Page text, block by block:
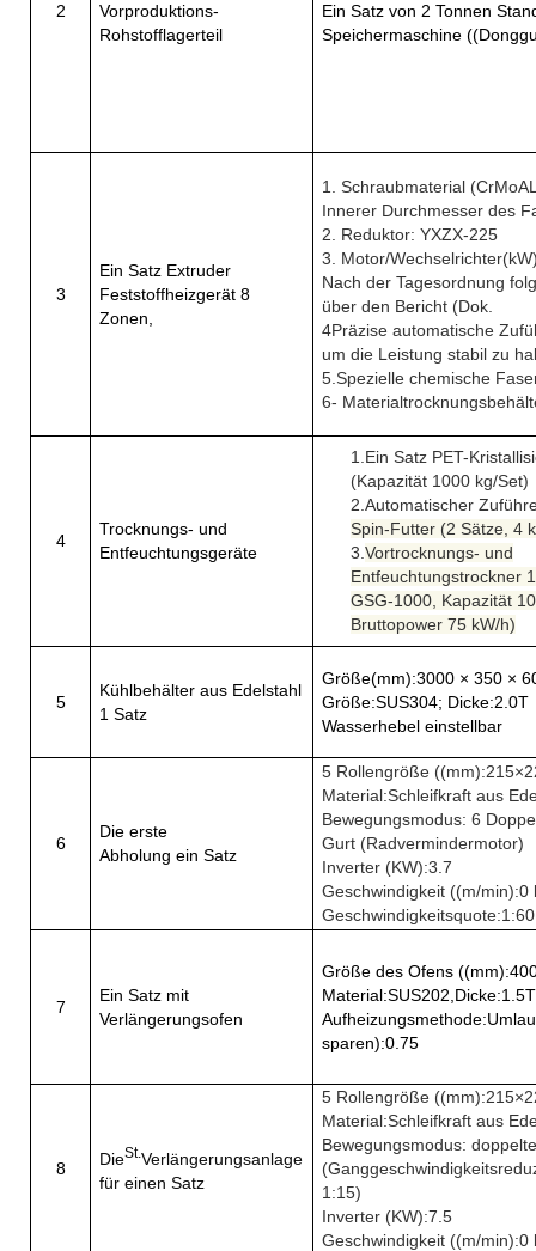
2
Vorproduktions-
Rohstofflagerteil
Ein Satz von 2 Tonnen
Speichermaschine
3
Ein Satz Extruder
Feststoffheizgerät 8
Zonen,
1. Schraubmaterial
Innerer Durchmesser des
2. Reduktor: YXZX-225
3. Motor/Wechselrichter(kW
Nach der Tagesordnung
über den Bericht (Dok.
4Präzise automatische
um die Leistung stabil zu
5.Spezielle chemische
6-
4
Trocknungs- und
Entfeuchtungsgeräte
1. Ein Satz PET-
(Kapazität 1000 kg/Set)
2.Automatischer
Spin-Futter (2 Sätze, 4
3.Vortrocknungs- und
Entfeuchtungstrockner
GSG-1000, Kapazität
Bruttopower 75 kW/h)
5
Kühlbehälter aus Edelstahl
1 Satz
Größe(mm):3000 × 350 ×
Größe:SUS304; Dicke:2.0T
Wasserhebel einstellbar
6
Die erste
Abholung ein Satz
5 Rollengröße ((mm):215×
Material:Schleifkraft aus
Bewegungsmodus: 6
Gurt (Radvermindermotor)
Inverter (KW):3.7
Geschwindigkeit ((m/min):0
Geschwindigkeitsquote:1 :60
7
Ein Satz mit
Verlängerungsofen
Größe des Ofens ((mm):
Material:SUS202,Dicke:1.5T
Aufheizungsmethode:
sparen):0.75
8
DieSt.Verlängerungsanlage
für einen Satz
5 Rollengröße ((mm):215×
Material:Schleifkraft aus
Bewegungsmodus:
1:15)
Inverter (KW):7.5
Geschwindigkeit ((m/min):0